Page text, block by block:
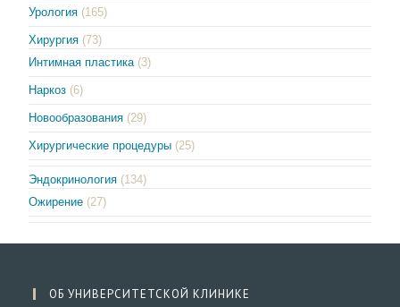
Урология (165)
Хирургия (73)
Интимная пластика (3)
Наркоз (6)
Новообразования (29)
Хирургические процедуры (25)
Эндокринология (134)
Ожирение (27)
ОБ УНИВЕРСИТЕТСКОЙ КЛИНИКЕ